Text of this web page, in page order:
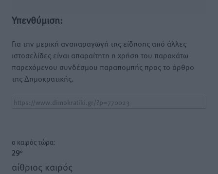
Υπενθύμιση:
Για την μερική αναπαραγωγή της είδησης από άλλες
ιστοσελίδες είναι απαραίτητη η χρήση του παρακάτω
παρεχόμενου συνδέσμου παραπομπής προς το άρθρο
της Δημοκρατικής.
o καιρός τώρα:
29°
αίθριος καιρός